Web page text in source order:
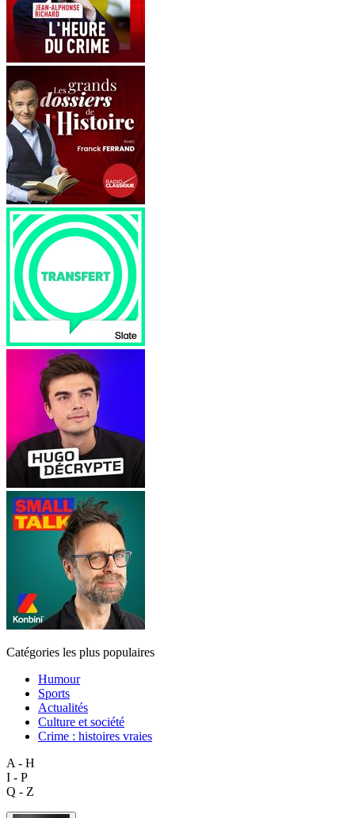
Catégories les plus populaires
Humour
Sports
Actualités
Culture et société
Crime : histoires vraies
A - H
I - P
Q - Z